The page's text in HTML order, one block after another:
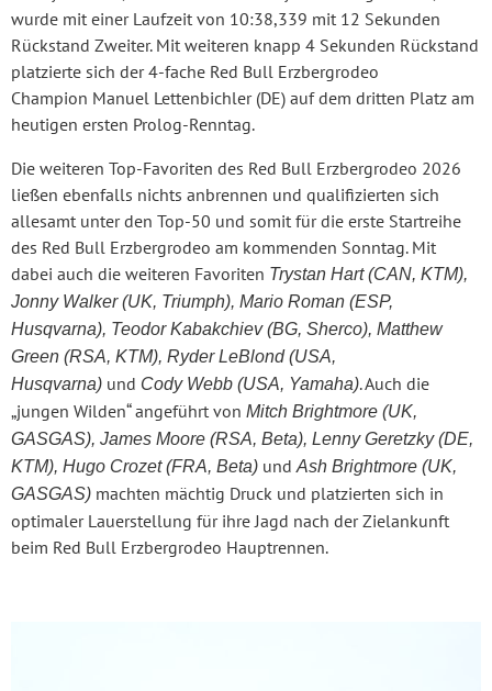
wurde mit einer Laufzeit von 10:38,339 mit 12 Sekunden
Rückstand Zweiter. Mit weiteren knapp 4 Sekunden Rückstand
platzierte sich der 4-fache Red Bull Erzbergrodeo
Champion Manuel Lettenbichler (DE) auf dem dritten Platz am
heutigen ersten Prolog-Renntag.
Die weiteren Top-Favoriten des Red Bull Erzbergrodeo 2026
ließen ebenfalls nichts anbrennen und qualifizierten sich
allesamt unter den Top-50 und somit für die erste Startreihe
des Red Bull Erzbergrodeo am kommenden Sonntag. Mit
dabei auch die weiteren Favoriten Trystan Hart (CAN, KTM),
Jonny Walker (UK, Triumph), Mario Roman (ESP,
Husqvarna), Teodor Kabakchiev (BG, Sherco), Matthew
Green (RSA, KTM), Ryder LeBlond (USA,
Husqvarna) und Cody Webb (USA, Yamaha). Auch die
„jungen Wilden“ angeführt von Mitch Brightmore (UK,
GASGAS), James Moore (RSA, Beta), Lenny Geretzky (DE,
KTM), Hugo Crozet (FRA, Beta) und Ash Brightmore (UK,
GASGAS) machten mächtig Druck und platzierten sich in
optimaler Lauerstellung für ihre Jagd nach der Zielankunft
beim Red Bull Erzbergrodeo Hauptrennen.